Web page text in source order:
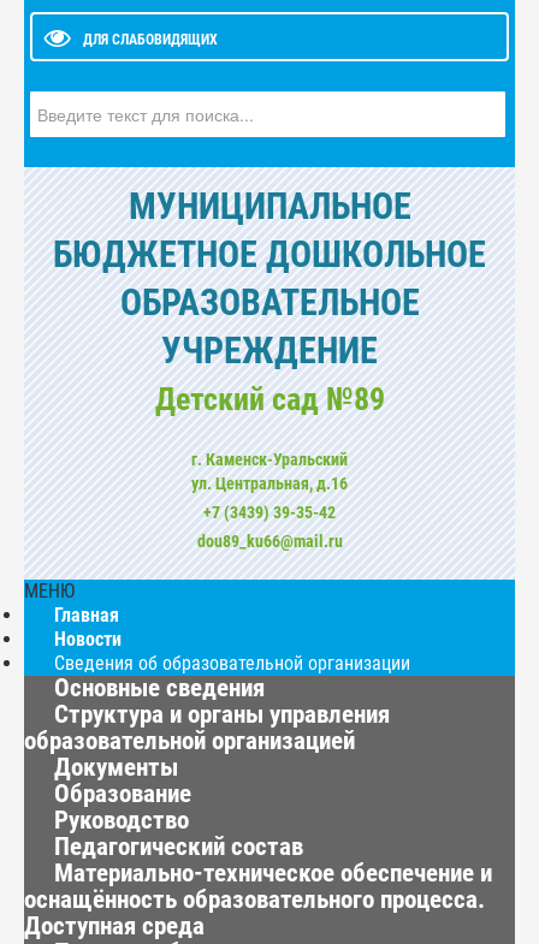
ДЛЯ СЛАБОВИДЯЩИХ
МУНИЦИПАЛЬНОЕ
БЮДЖЕТНОЕ ДОШКОЛЬНОЕ
ОБРАЗОВАТЕЛЬНОЕ
УЧРЕЖДЕНИЕ
Детский сад №89
г. Каменск-Уральский
ул. Центральная, д.16
+7 (3439) 39-35-42
dou89_ku66@mail.ru
МЕНЮ
Главная
Новости
Сведения об образовательной организации
Основные сведения
Структура и органы управления
образовательной организацией
Документы
Образование
Руководство
Педагогический состав
Материально-техническое обеспечение и
оснащённость образовательного процесса.
Доступная среда